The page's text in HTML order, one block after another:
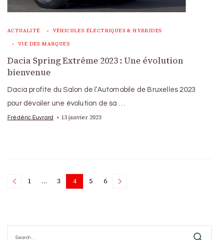
ACTUALITÉ VÉHICULES ÉLECTRIQUES & HYBRIDES
VIE DES MARQUES
Dacia Spring Extrême 2023 : Une évolution
bienvenue
Dacia profite du Salon de l’Automobile de Bruxelles 2023
pour dévoiler une évolution de sa …
Frédéric Euvrard 13 janvier 2023
Posts
Page
1 … Page
3 Page
4 Page
5 Page
6
for: